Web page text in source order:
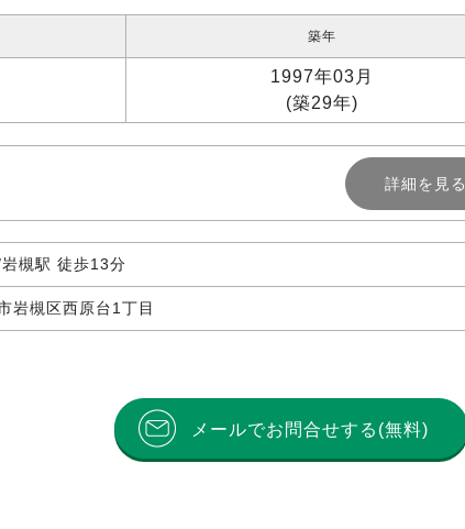
築年
1997年03月
(築29年)
詳細を見る
槻駅 徒歩13分
岩槻区西原台1丁目
メールでお問合せする(無料)